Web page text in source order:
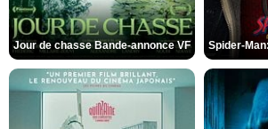
Jour de chasse Bande-annonce VF